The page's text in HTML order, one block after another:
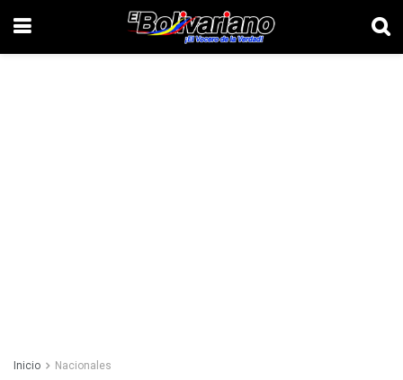
Inicio Nacionales